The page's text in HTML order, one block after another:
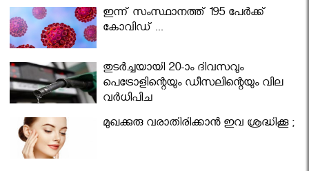
ഇന്ന് സംസ്ഥാനത്ത് 195 പേര്‍ക്ക്
കോവിഡ് ...
തുടർച്ചയായി 20-ാം ദിവസവും
പെട്രോളിന്റെയും ഡീസലിന്റെയും വില
വര്‍ധിപ്പിച്ചു
മുഖക്കുരു വരാതിരിക്കാന്‍ ഇവ ശ്രദ്ധിക്കൂ ;